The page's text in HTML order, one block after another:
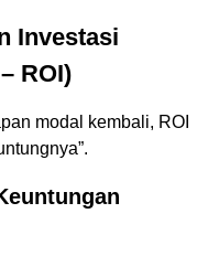
Investasi
ROI)
modal kembali, ROI